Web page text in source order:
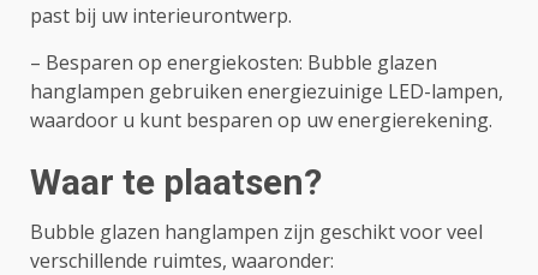
past bij uw interieurontwerp.
– Besparen op energiekosten: Bubble glazen
hanglampen gebruiken energiezuinige LED-lampen,
waardoor u kunt besparen op uw energierekening.
Waar te plaatsen?
Bubble glazen hanglampen zijn geschikt voor veel
verschillende ruimtes, waaronder: